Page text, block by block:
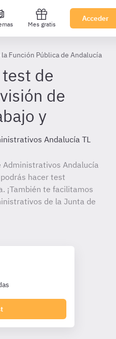
Mes gratis
Acceder
Función Pública de Andalucía
de
de
y
Andalucía TL
Administrativos Andalucía
hacer test
¡También te facilitamos
de la Junta de